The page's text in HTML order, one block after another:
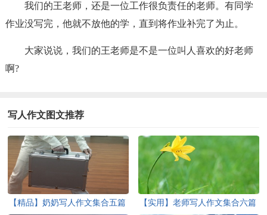
我们的王老师，还是一位工作很负责任的老师。有同学
作业没写完，他就不放他的学，直到将作业补完了为止。
大家说说，我们的王老师是不是一位叫人喜欢的好老师
啊?
写人作文图文推荐
【精品】奶奶写人作文集合五篇 【实用】老师写人作文集合六篇